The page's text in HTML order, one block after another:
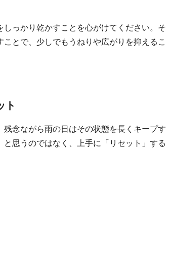
っかり乾かすことを心がけてください。そ
とで、少しでもうねりや広がりを抑えるこ
ト
念ながら雨の日はその状態を長くキープす
思うのではなく、上手に「リセット」する